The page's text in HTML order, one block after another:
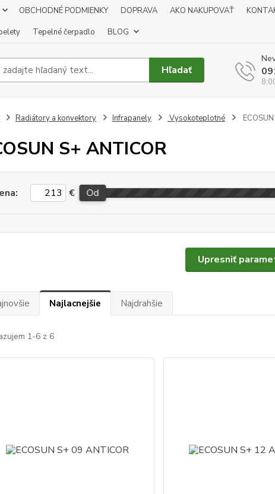
OBCHODNÉ PODMIENKY DOPRAVA AKO NAKUPOVAŤ
Tepelné čerpadlo BLOG
Hľadať
Radiátory a konvektory Infrapanely Vysokoteplotné
S+ ANTICOR
Upresniť
€ Od
Najlacnejšie Najdrahšie
1-6 z 6